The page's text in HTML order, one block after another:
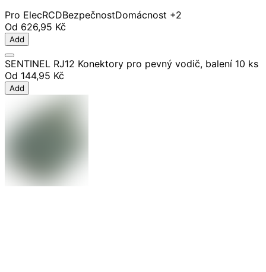
Pro ElecRCDBezpečnostDomácnost +2
Od 626,95 Kč
Add
SENTINEL RJ12 Konektory pro pevný vodič, balení 10 ks
Od 144,95 Kč
Add